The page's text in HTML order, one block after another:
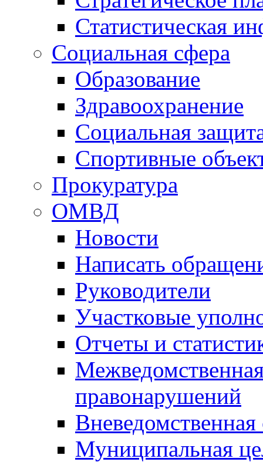
Статистическая
Социальная сфера
Образование
Здравоохранение
Социальная
Спортивные
Прокуратура
ОМВД
Новости
Написать
Руководители
Участковые
Отчеты и
правонарушений
Вневедомственная
Муниципальная